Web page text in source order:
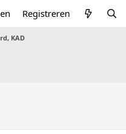
Registreren
KAD